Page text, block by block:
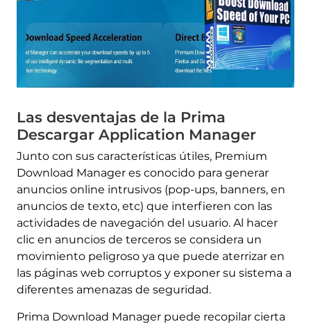
Las desventajas de la Prima
Descargar Application Manager
Junto con sus características útiles, Premium
Download Manager es conocido para generar
anuncios online intrusivos (pop-ups, banners, en
anuncios de texto, etc) que interfieren con las
actividades de navegación del usuario. Al hacer
clic en anuncios de terceros se considera un
movimiento peligroso ya que puede aterrizar en
las páginas web corruptos y exponer su sistema a
diferentes amenazas de seguridad.
Prima Download Manager puede recopilar cierta